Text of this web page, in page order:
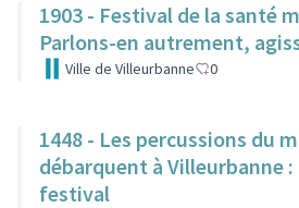
1903 - Festival de la santé
Parlons-en autrement,
Ville de Villeurbanne 0
1448 - Les percussions du
débarquent à Villeurbanne :
festival